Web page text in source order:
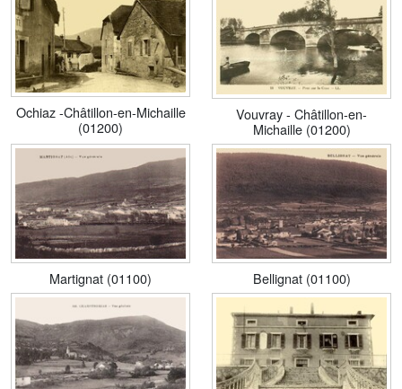
Ochiaz -Châtillon-en-Michaille
(01200)
Vouvray - Châtillon-en-
Michaille (01200)
Martignat (01100) Bellignat (01100)